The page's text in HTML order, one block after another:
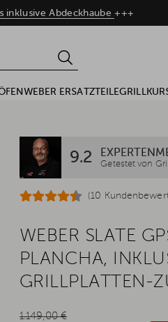
inklusive Abdeckhaube+++
WEBER ERSATZTEILE
9.2 Getestet von
(10
WEBER SLATE
PLANCHA,
GRILLPLATTEN-
1.149,00 €